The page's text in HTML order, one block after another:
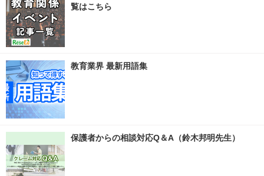
覧はこちら
教育業界 最新用語集
保護者からの相談対応Q＆A（鈴木邦明先生）